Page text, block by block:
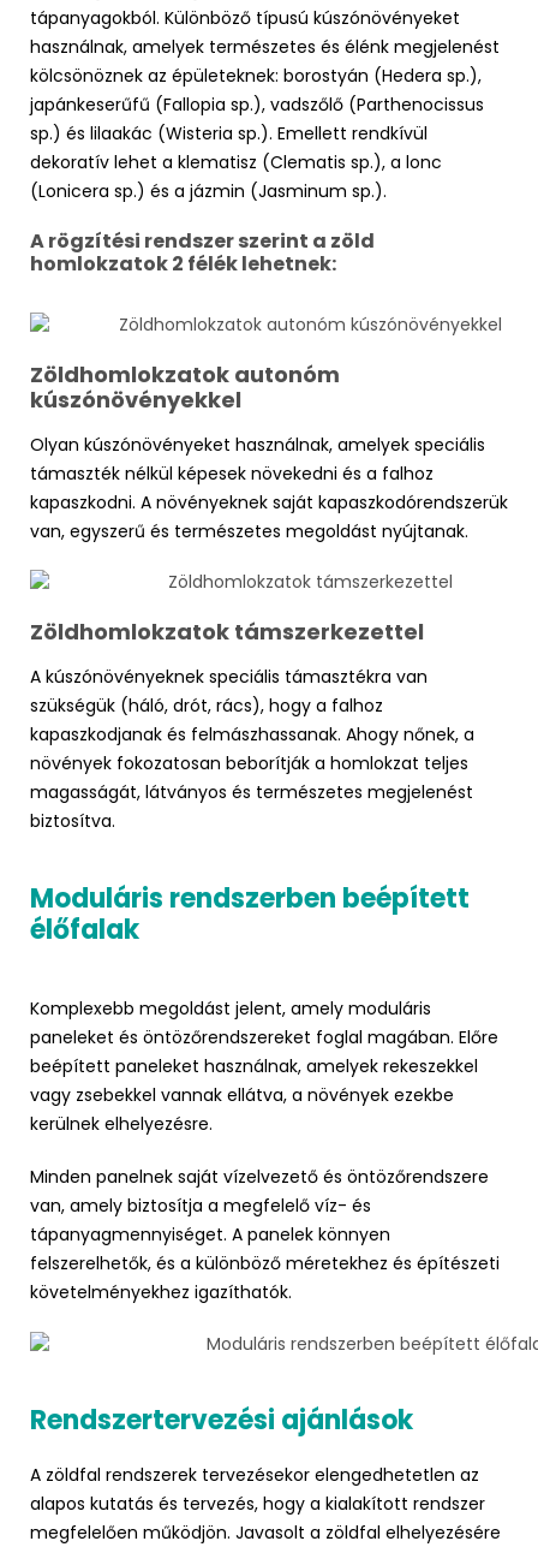
tápanyagokból. Különböző típusú kúszónövényeket
használnak, amelyek természetes és élénk megjelenést
kölcsönöznek az épületeknek: borostyán (Hedera sp.),
japánkeserűfű (Fallopia sp.), vadszőlő (Parthenocissus
sp.) és lilaakác (Wisteria sp.). Emellett rendkívül
dekoratív lehet a klematisz (Clematis sp.), a lonc
(Lonicera sp.) és a jázmin (Jasminum sp.).
A rögzítési rendszer szerint a zöld
homlokzatok 2 félék lehetnek:
Zöldhomlokzatok autonóm
kúszónövényekkel
Olyan kúszónövényeket használnak, amelyek speciális
támaszték nélkül képesek növekedni és a falhoz
kapaszkodni. A növényeknek saját kapaszkodórendszerük
van, egyszerű és természetes megoldást nyújtanak.
Zöldhomlokzatok támszerkezettel
A kúszónövényeknek speciális támasztékra van
szükségük (háló, drót, rács), hogy a falhoz
kapaszkodjanak és felmászhassanak. Ahogy nőnek, a
növények fokozatosan beborítják a homlokzat teljes
magasságát, látványos és természetes megjelenést
biztosítva.
Moduláris rendszerben beépített
élőfalak
Komplexebb megoldást jelent, amely moduláris
paneleket és öntözőrendszereket foglal magában. Előre
beépített paneleket használnak, amelyek rekeszekkel
vagy zsebekkel vannak ellátva, a növények ezekbe
kerülnek elhelyezésre.
Minden panelnek saját vízelvezető és öntözőrendszere
van, amely biztosítja a megfelelő víz- és
tápanyagmennyiséget. A panelek könnyen
felszerelhetők, és a különböző méretekhez és építészeti
követelményekhez igazíthatók.
Rendszertervezési ajánlások
A zöldfal rendszerek tervezésekor elengedhetetlen az
alapos kutatás és tervezés, hogy a kialakított rendszer
megfelelően működjön. Javasolt a zöldfal elhelyezésére